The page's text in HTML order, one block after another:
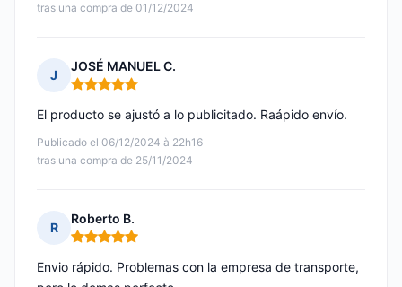
tras una compra de 01/12/2024
J
JOSÉ MANUEL C.
Nota: 5 de 5
Publicado el 06/12/2024 à 22h16
tras una compra de 25/11/2024
El producto se ajustó a lo publicitado. Raápido envío.
R
Roberto B.
Nota: 5 de 5
Envio rápido. Problemas con la empresa de transporte,